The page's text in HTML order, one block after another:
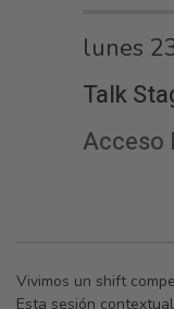
lunes
Talk
Acceso
Vivimos un shift
Esta sesión